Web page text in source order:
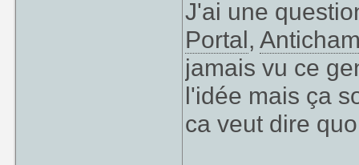
J'ai une
Portal,
jamais vu ce
l'idée mais ça
ca veut dire